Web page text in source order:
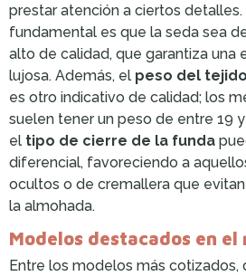
prestar atención a ciertos
fundamental es que la seda sea
alto de calidad, que garantiza una
lujosa. Además, el peso del tejido
es otro indicativo de calidad; los
suelen tener un peso de entre 19
el tipo de cierre de la funda
diferencial, favoreciendo a
ocultos o de cremallera que
la almohada.
Modelos destacados en
Entre los modelos más cotizados,